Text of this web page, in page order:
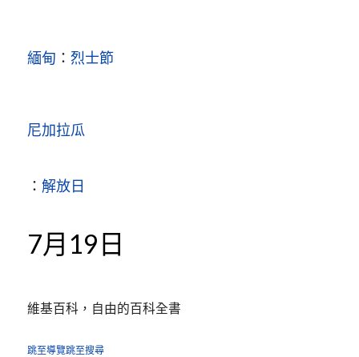
緬甸 ： 烈士節
尼加拉瓜
： 解放日
7月19日
維基百科，自由的百科全書
跳至導覽跳至搜尋